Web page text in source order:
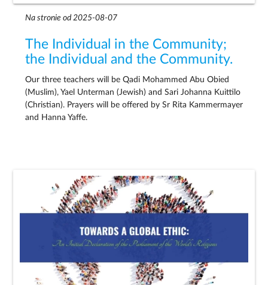
Na stronie od 2025-08-07
The Individual in the Community;
the Individual and the Community.
Our three teachers will be Qadi Mohammed Abu Obied
(Muslim), Yael Unterman (Jewish) and Sari Johanna Kuittilo
(Christian). Prayers will be offered by Sr Rita Kammermayer
and Hanna Yaffe.